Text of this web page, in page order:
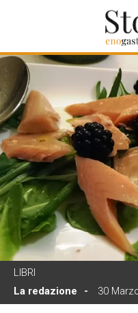
LIBRI
La redazione
30